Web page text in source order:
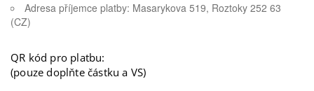
Adresa příjemce platby: Masarykova 519, Roztoky 252 63
(CZ)
QR kód pro platbu:
(pouze doplňte částku a VS)